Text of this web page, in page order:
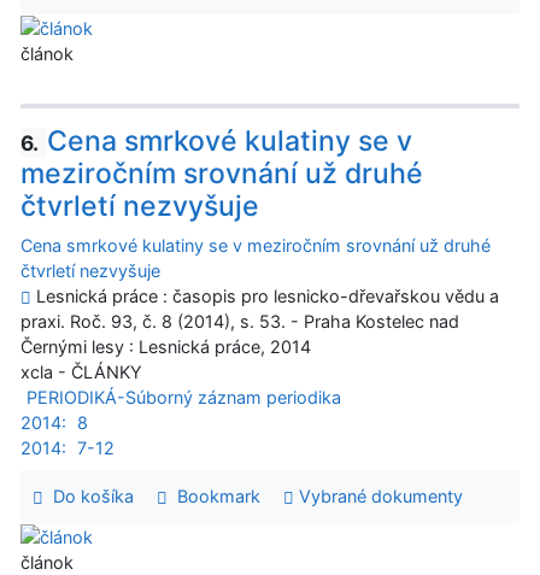
článok
6. Cena smrkové kulatiny se v
meziročním srovnání už druhé
čtvrletí nezvyšuje
Cena smrkové kulatiny se v meziročním srovnání už druhé
čtvrletí nezvyšuje
Lesnická práce : časopis pro lesnicko-dřevařskou vědu a
praxi. Roč. 93, č. 8 (2014), s. 53. - Praha Kostelec nad
Černými lesy : Lesnická práce, 2014
xcla - ČLÁNKY
PERIODIKÁ-Súborný záznam periodika
2014:
8
2014: 7-12
Do košíka Bookmark Vybrané dokumenty
článok